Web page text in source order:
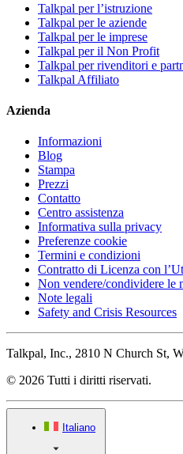
Talkpal per l’istruzione
Talkpal per le aziende
Talkpal per le imprese
Talkpal per il Non Profit
Talkpal per rivenditori e
Talkpal Affiliato
Azienda
Informazioni
Blog
Stampa
Prezzi
Contatto
Centro assistenza
Informativa sulla privacy
Preferenze cookie
Termini e condizioni
Contratto di Licenza con
Non vendere/condividere le
Note legali
Safety and Crisis Resources
Talkpal, Inc., 2810 N Church St,
© 2026 Tutti i diritti riservati.
Italiano